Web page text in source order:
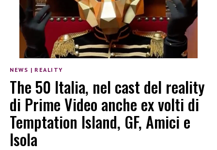
NEWS | REALITY
The 50 Italia, nel cast del reality
di Prime Video anche ex volti di
Temptation Island, GF, Amici e
Isola